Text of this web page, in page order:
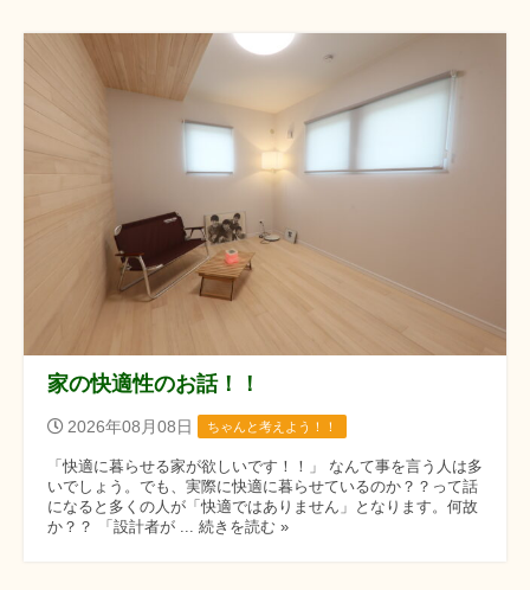
家の快適性のお話！！
2026年08月08日 ちゃんと考えよう！！
「快適に暮らせる家が欲しいです！！」 なんて事を言う人は多
いでしょう。でも、実際に快適に暮らせているのか？？って話
になると多くの人が「快適ではありません」となります。何故
か？？ 「設計者が ... 続きを読む »